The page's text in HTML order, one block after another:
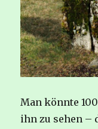
Man könnte
ihn zu sehen –